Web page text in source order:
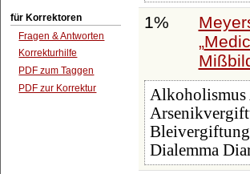
für Korrektoren
Fragen & Antworten
Korrekturhilfe
PDF zum Taggen
PDF zur Korrektur
1%
Alkoholismus
Dialemma